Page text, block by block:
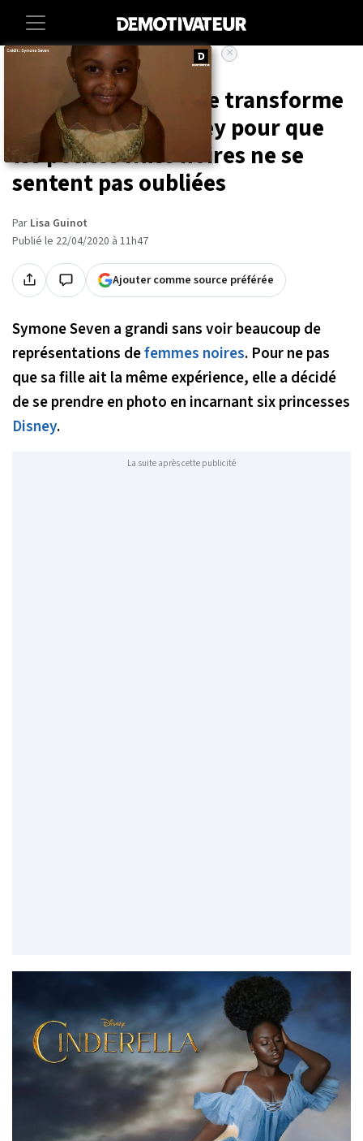
Societe Lifestyle
Une photographe se transforme
en princesses Disney pour que
les petites filles noires ne se
sentent pas oubliées
Par Lisa Guinot
Publié le 22/04/2020 à 11h47
Ajouter comme source préférée
×
Symone Seven a grandi sans voir beaucoup de
représentations defemmes noires. Pour ne pas
que sa fille ait la même expérience, elle a décidé
de se prendre en photo en incarnant six princesses
Disney.
La suite après cette publicité